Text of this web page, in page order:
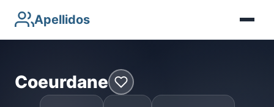
Apellidos
Coeurdane